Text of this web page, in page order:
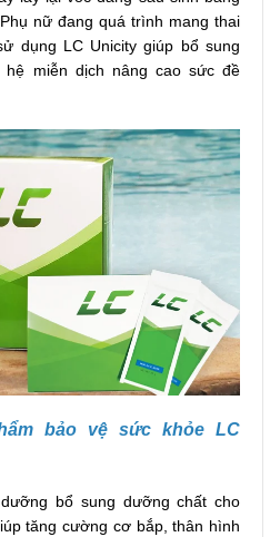
nữ đang quá trình mang thai
dụng LC Unicity giúp bổ sung
miễn dịch nâng cao sức đề
bảo vệ sức khỏe LC
bổ sung dưỡng chất cho
tăng cường cơ bắp, thân hình